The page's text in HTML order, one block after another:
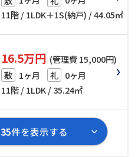
11階 / 1LDK＋1S(納戸) / 44.05㎡
16.5万円 (管理費 15,000円)
敷 1ヶ月 礼 0ヶ月
11階 / 1LDK / 35.24㎡
35件を表示する